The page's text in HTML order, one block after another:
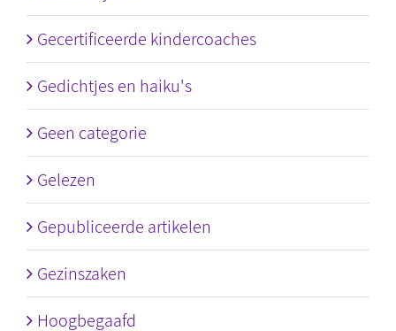
Gecertificeerde kindercoaches
Gedichtjes en haiku's
Geen categorie
Gelezen
Gepubliceerde artikelen
Gezinszaken
Hoogbegaafd